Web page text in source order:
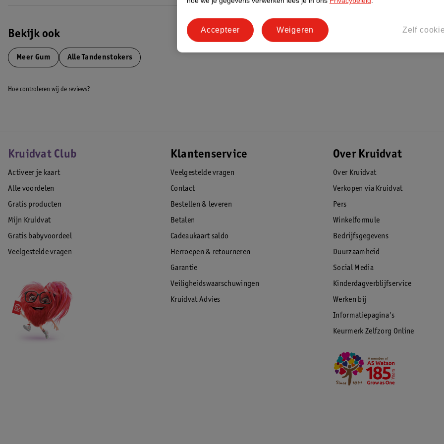
Hoe gebruik je GUM Soft-Picks Pro Interdentale Tandenstokers?
Steek de tandenstoker recht tussen je tanden en kiezen. Maak zachte heen- en weergaande bewegingen. Forceer
niet in kleine ruimtes.
EAN code:7630019905824
Bekijk ook
Meer Gum Alle Tandenstokers
Hoe controleren wij de reviews?
Kruidvat Club
Activeer je kaart
Alle voordelen
Gratis producten
Mijn Kruidvat
Gratis babyvoordeel
Veelgestelde vragen
Klantenservice
Veelgestelde vragen
Contact
Bestellen & leveren
Betalen
Cadeaukaart saldo
Herroepen & retourneren
Garantie
Veiligheidswaarschuwingen
Kruidvat Advies
Over Kruidvat
Over Kruidvat
Verkopen via Kruidvat
Pers
Winkelformule
Bedrijfsgegevens
Duurzaamheid
Social Media
Kinderdagverblijfservice
Werken bij
Informatiepagina's
Keurmerk Zelfzorg Online
Zelf
Weigeren
Accepteer